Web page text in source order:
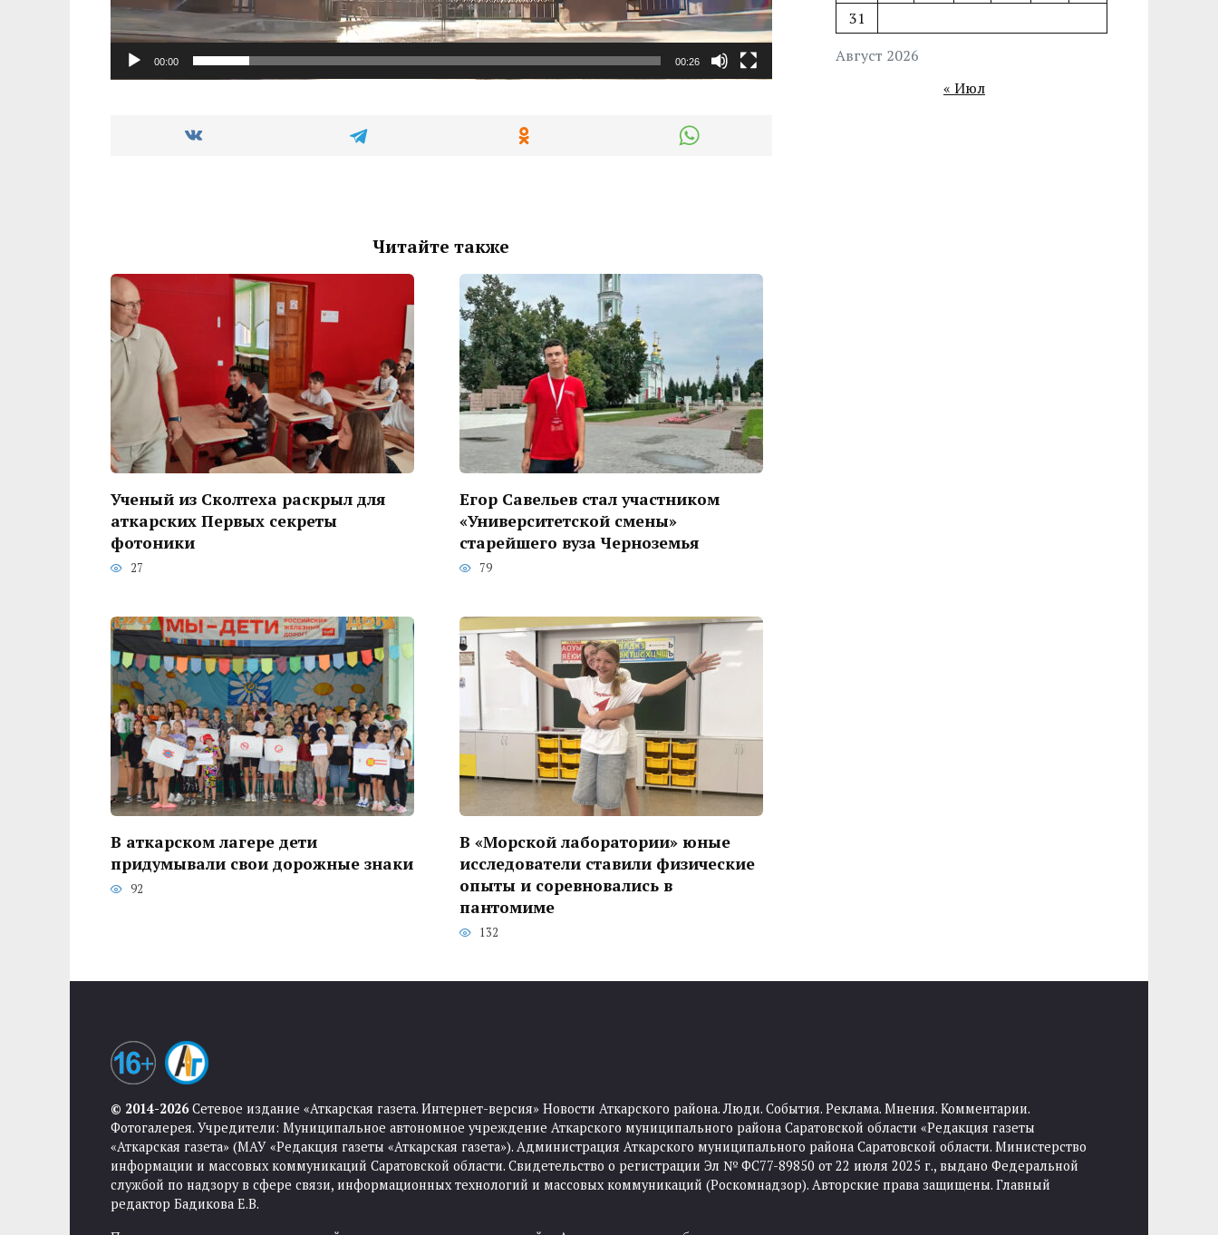
00:00 00:26
Читайте также
Ученый из Сколтеха раскрыл для
аткарских Первых секреты
фотоники
27
Егор Савельев стал участником
«Университетской смены»
старейшего вуза Черноземья
79
В аткарском лагере дети
придумывали свои дорожные знаки
92
В «Морской лаборатории» юные
исследователи ставили физические
опыты и соревновались в
пантомиме
132
Август 2026
31
« Июл
© 2014-2026Сетевое издание «Аткарская газета. Интернет-версия» Новости Аткарского района. Люди. События. Реклама. Мнения. Комментарии.
Фотогалерея. Учредители: Муниципальное автономное учреждение Аткарского муниципального района Саратовской области «Редакция газеты
«Аткарская газета» (МАУ «Редакция газеты «Аткарская газета»). Администрация Аткарского муниципального района Саратовской области. Министерство
информации и массовых коммуникаций Саратовской области. Свидетельство о регистрации Эл № ФС77-89850 от 22 июля 2025 г., выдано Федеральной
службой по надзору в сфере связи, информационных технологий и массовых коммуникаций (Роскомнадзор). Авторские права защищены. Главный
редактор Бадикова Е.В.